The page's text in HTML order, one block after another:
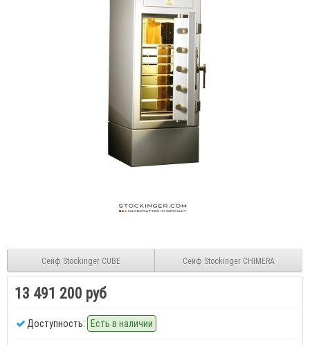
Сейф Stockinger CUBE Сейф Stockinger CHIMERA
13 491 200 руб
Доступность: Есть в наличии